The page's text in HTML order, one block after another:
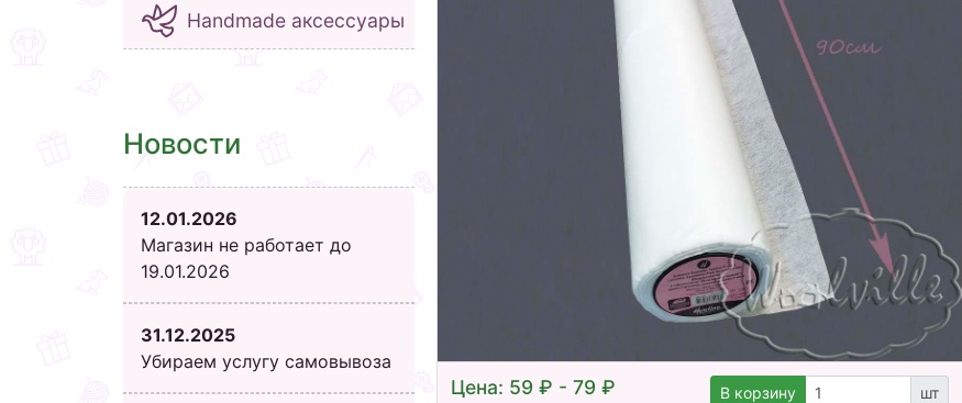
Handmade аксессуары
Новости
12.01.2026
Магазин не работает до
19.01.2026
31.12.2025
Убираем услугу самовывоза
Цена: 59 ₽ - 79 ₽ В корзину шт